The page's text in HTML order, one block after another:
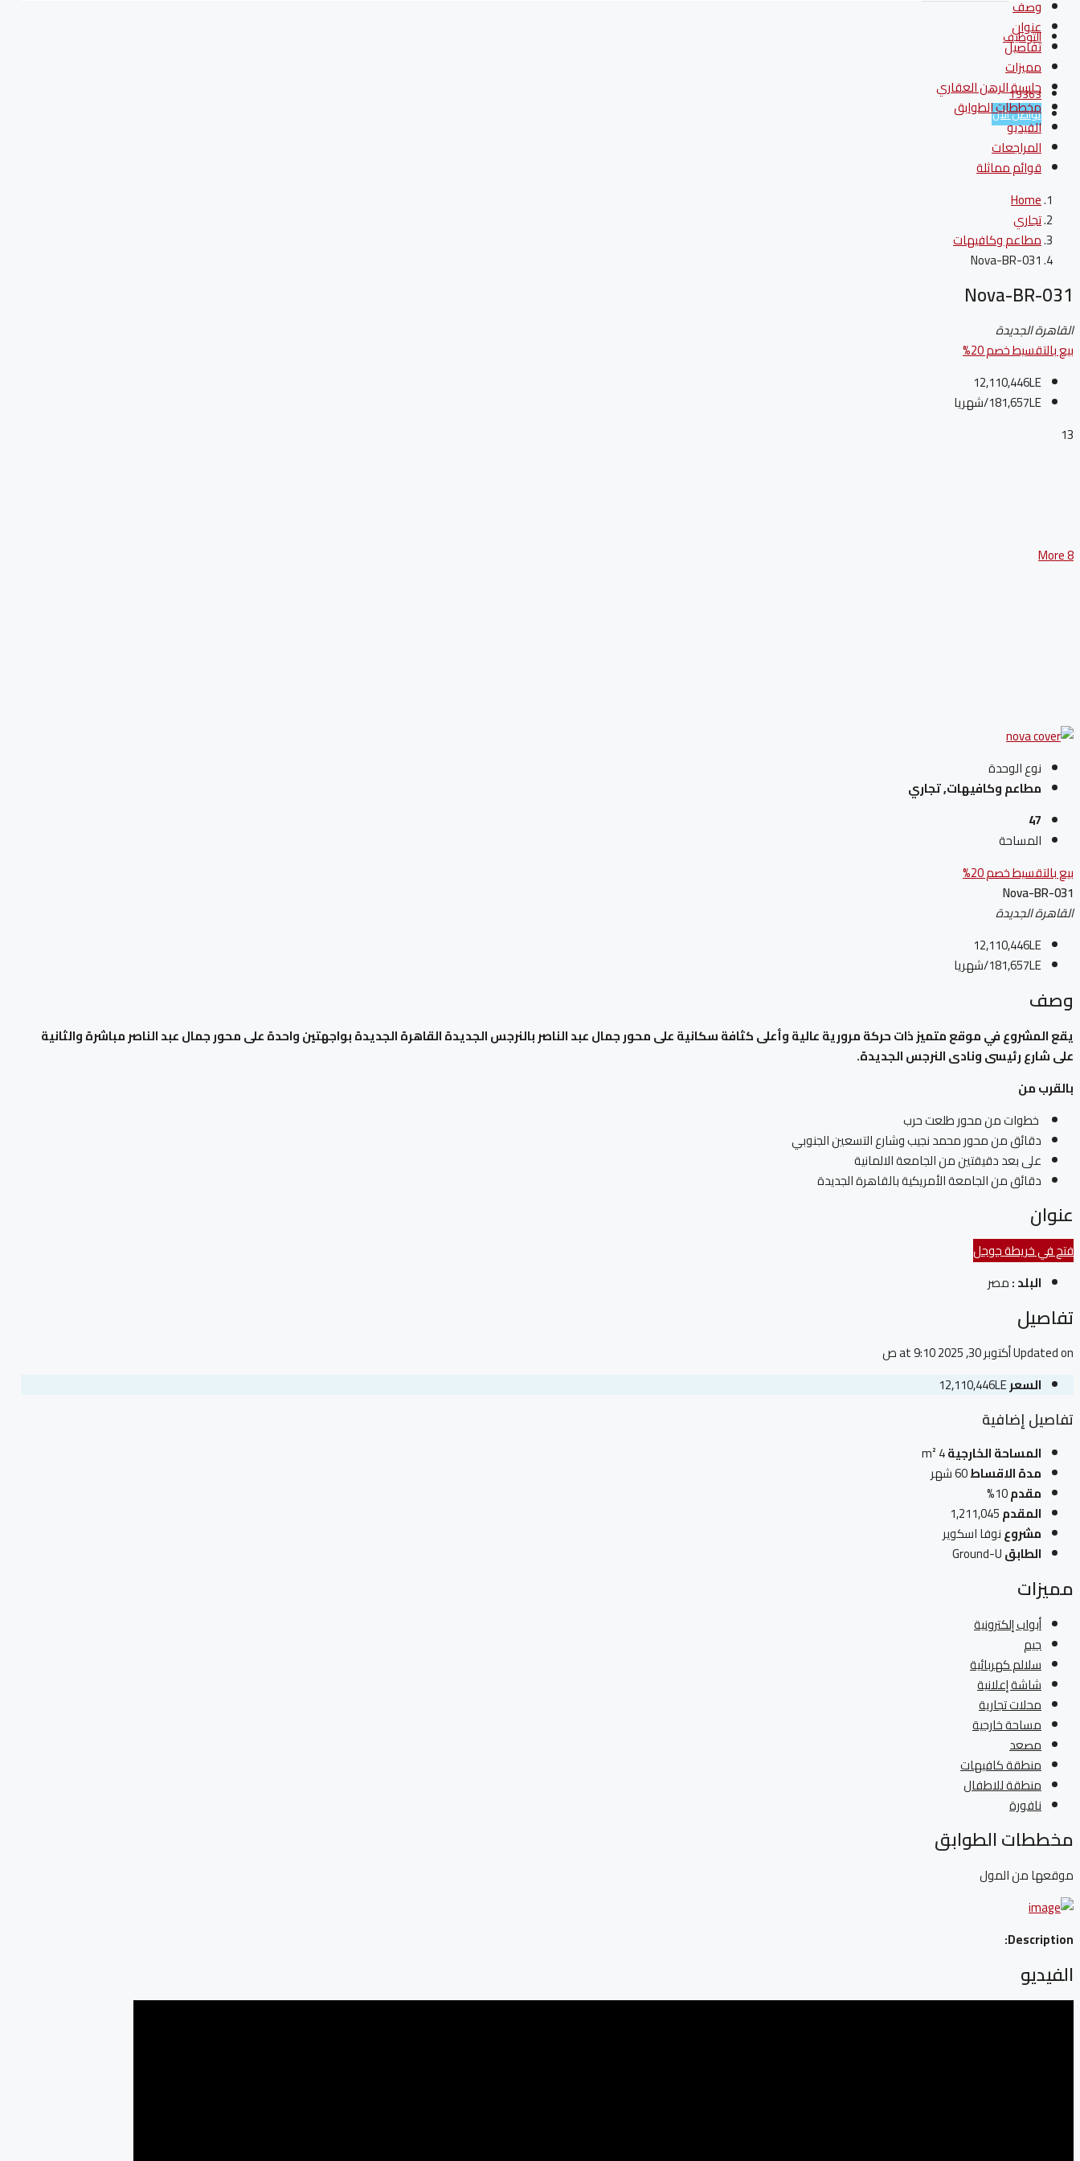
التوظيف
19363
تواصل الآن
وصف
عنوان
تفاصيل
مميزات
حاسبة الرهن العقاري
مخططات الطوابق
الفيديو
المراجعات
قوائم مماثلة
Home
تجاري
مطاعم وكافيهات
Nova-BR-031
Nova-BR-031
القاهرة الجديدة
بيع بالتقسيطخصم 20%
12,110,446LE
181,657LE/شهريا
13
8 More
نوع الوحدة
مطاعم وكافيهات, تجاري
47
المساحة
بيع بالتقسيطخصم 20%
Nova-BR-031
القاهرة الجديدة
12,110,446LE
181,657LE/شهريا
وصف
يقع المشروع في موقع متميز ذات حركة مرورية عالية وأعلى كثافة سكانية على محور جمال عبد الناصر بالنرجس الجديدة القاهرة الجديدة بواجهتين واحدة على محور جمال عبد الناصر مباشرة والثانية
على شارع رئيسى ونادى النرجس الجديدة.
بالقرب من
خطوات من محور طلعت حرب
دقائق من محور محمد نجيب وشارع التسعين الجنوبي
على بعد دقيقتين من الجامعة الالمانية
دقائق من الجامعة الأمريكية بالقاهرة الجديدة
عنوان
فتح في خريطة جوجل
البلد :مصر
تفاصيل
Updated on أكتوبر 30, 2025 at 9:10 ص
السعر12,110,446LE
تفاصيل إضافية
المساحة الخارجية4 m²
مدة الاقساط60 شهر
مقدم10%
المقدم1,211,045
مشروعنوفا اسكوير
الطابقGround-U
مميزات
أبواب إلكترونية
جيم
سلالم كهربائية
شاشة إعلانية
محلات تجارية
مساحة خارجية
مصعد
منطقة كافيهات
منطقة للاطفال
نافورة
مخططات الطوابق
موقعها من المول
Description:
الفيديو